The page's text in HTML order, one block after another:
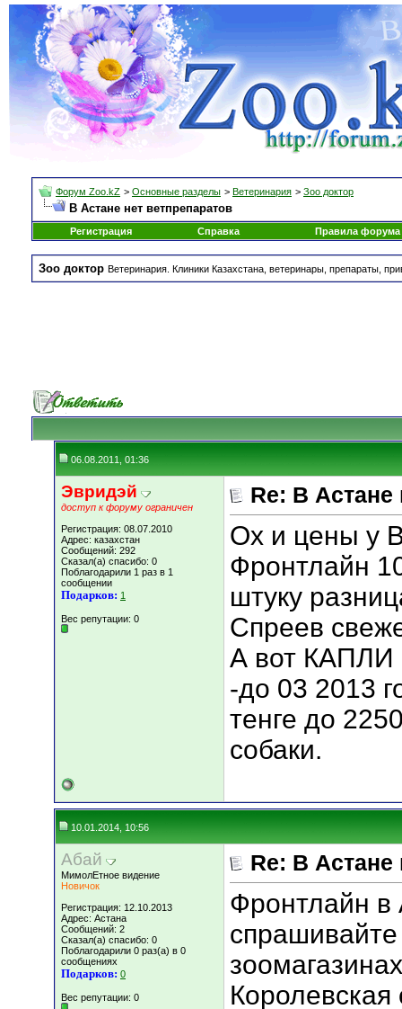
Форум Zoo.kZ > Основные разделы > Ветеринария > Зоо доктор
В Астане нет ветпрепаратов
Регистрация Справка Правила форума
Зоо доктор Ветеринария. Клиники Казахстана, ветеринары, препараты,
06.08.2011, 01:36
Эвридэй
доступ к форуму ограничен
Регистрация: 08.07.2010
Адрес: казахстан
Сообщений: 292
Сказал(а) спасибо: 0
Поблагодарили 1 раз в 1
сообщении
Подарков: 1
Вес репутации: 0
Re: В Астане
Ох и цены у
Фронтлайн
штуку
Спреев
А вот КАПЛИ
-до 03 2013
тенге до
собаки.
10.01.2014, 10:56
Абай
МимолЕтное видение
Новичок
Регистрация: 12.10.2013
Адрес: Астана
Сообщений: 2
Сказал(а) спасибо: 0
Поблагодарили 0 раз(а) в 0
сообщениях
Подарков: 0
Вес репутации: 0
Re: В Астане
Фронтлайн в